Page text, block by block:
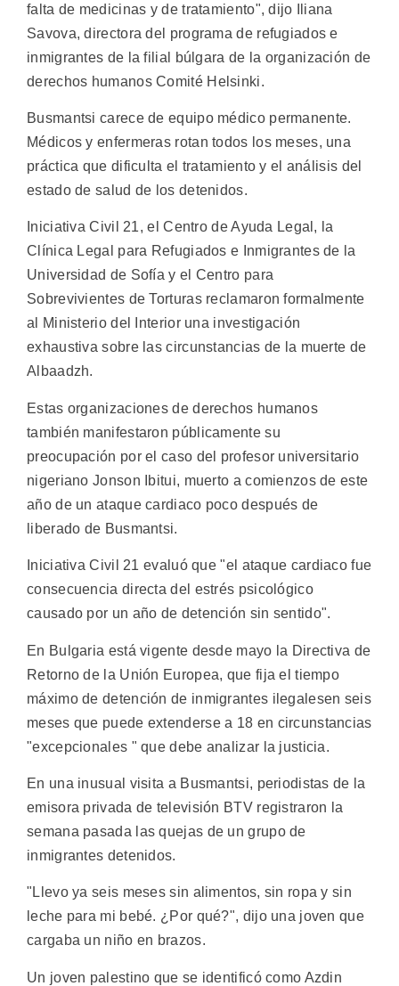
falta de medicinas y de tratamiento", dijo Iliana
Savova, directora del programa de refugiados e
inmigrantes de la filial búlgara de la organización de
derechos humanos Comité Helsinki.
Busmantsi carece de equipo médico permanente.
Médicos y enfermeras rotan todos los meses, una
práctica que dificulta el tratamiento y el análisis del
estado de salud de los detenidos.
Iniciativa Civil 21, el Centro de Ayuda Legal, la
Clínica Legal para Refugiados e Inmigrantes de la
Universidad de Sofía y el Centro para
Sobrevivientes de Torturas reclamaron formalmente
al Ministerio del Interior una investigación
exhaustiva sobre las circunstancias de la muerte de
Albaadzh.
Estas organizaciones de derechos humanos
también manifestaron públicamente su
preocupación por el caso del profesor universitario
nigeriano Jonson Ibitui, muerto a comienzos de este
año de un ataque cardiaco poco después de
liberado de Busmantsi.
Iniciativa Civil 21 evaluó que "el ataque cardiaco fue
consecuencia directa del estrés psicológico
causado por un año de detención sin sentido".
En Bulgaria está vigente desde mayo la Directiva de
Retorno de la Unión Europea, que fija el tiempo
máximo de detención de inmigrantes ilegalesen seis
meses que puede extenderse a 18 en circunstancias
"excepcionales " que debe analizar la justicia.
En una inusual visita a Busmantsi, periodistas de la
emisora privada de televisión BTV registraron la
semana pasada las quejas de un grupo de
inmigrantes detenidos.
"Llevo ya seis meses sin alimentos, sin ropa y sin
leche para mi bebé. ¿Por qué?", dijo una joven que
cargaba un niño en brazos.
Un joven palestino que se identificó como Azdin